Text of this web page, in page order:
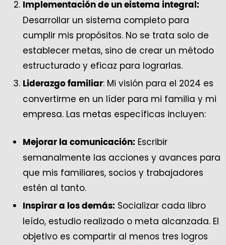
Implementación de un eistema integral:
Desarrollar un sistema completo para
cumplir mis propósitos. No se trata solo de
establecer metas, sino de crear un método
estructurado y eficaz para lograrlas.
Liderazgo familiar: Mi visión para el 2024 es
convertirme en un líder para mi familia y mi
empresa. Las metas específicas incluyen:
Mejorar la comunicación: Escribir
semanalmente las acciones y avances para
que mis familiares, socios y trabajadores
estén al tanto.
Inspirar a los demás: Socializar cada libro
leído, estudio realizado o meta alcanzada. El
objetivo es compartir al menos tres logros